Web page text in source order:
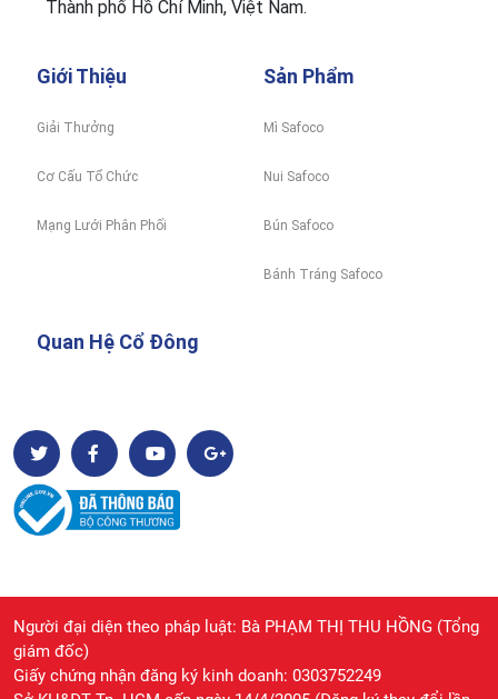
Thành phố Hồ Chí Minh, Việt Nam.
Giới Thiệu
Giải Thưởng
Cơ Cấu Tổ Chức
Mạng Lưới Phân Phối
Sản Phẩm
Mì Safoco
Nui Safoco
Bún Safoco
Bánh Tráng Safoco
Quan Hệ Cổ Đông
Người đại diện theo pháp luật: Bà PHẠM THỊ THU HỒNG (Tổng
giám đốc)
Giấy chứng nhận đăng ký kinh doanh: 0303752249